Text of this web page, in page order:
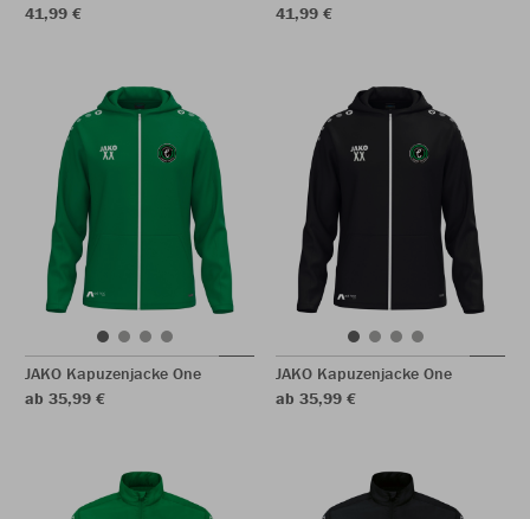
41,99 € 41,99 €
JAKO Kapuzenjacke One
ab 35,99 €
JAKO Kapuzenjacke One
ab 35,99 €